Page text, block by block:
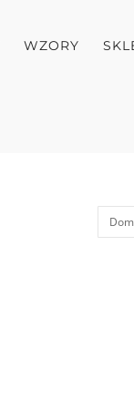
WZORY